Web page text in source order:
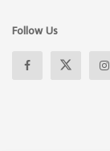
Follow Us